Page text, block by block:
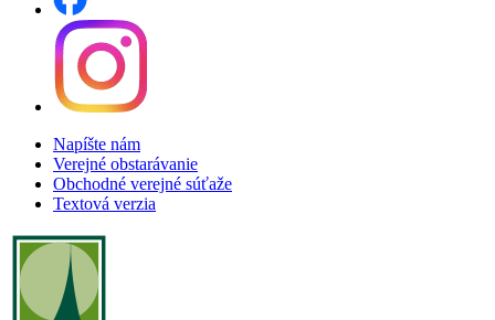
Napíšte nám
Verejné obstarávanie
Obchodné verejné súťaže
Textová verzia